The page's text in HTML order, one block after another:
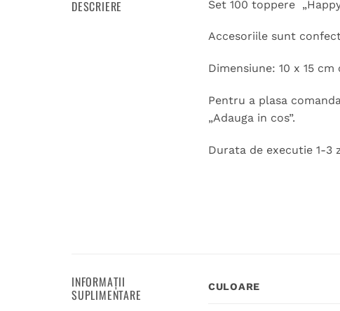
DESCRIERE Set 100 toppere
Accesoriile sunt
Dimensiune: 10 x 15
Pentru a plasa
„Adauga in cos”.
Durata de executie 1-3
INFORMAȚII
SUPLIMENTARE CULOARE